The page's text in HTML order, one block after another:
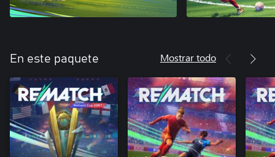
En este paquete Mostrar todo